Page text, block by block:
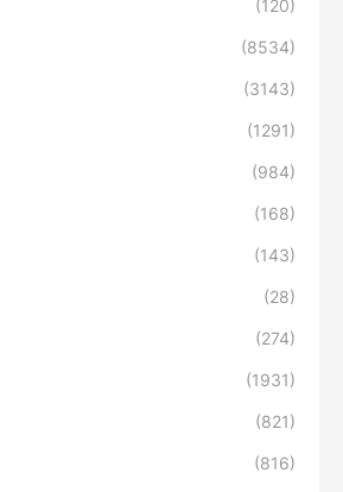
(120)
(8534)
(3143)
(1291)
(984)
(168)
(143)
(28)
(274)
(1931)
(821)
(816)